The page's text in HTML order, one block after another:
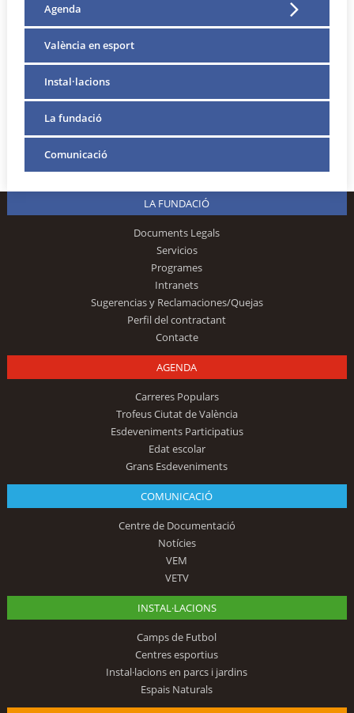
Agenda
València en esport
Instal·lacions
La fundació
Comunicació
LA FUNDACIÓ
Documents Legals
Servicios
Programes
Intranets
Sugerencias y Reclamaciones/Quejas
Perfil del contractant
Contacte
AGENDA
Carreres Populars
Trofeus Ciutat de València
Esdeveniments Participatius
Edat escolar
Grans Esdeveniments
COMUNICACIÓ
Centre de Documentació
Notícies
VEM
VETV
INSTAL·LACIONS
Camps de Futbol
Centres esportius
Instal·lacions en parcs i jardins
Espais Naturals